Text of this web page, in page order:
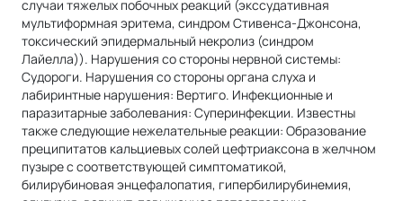
случаи тяжелых побочных реакций (экссудативная
мультиформная эритема, синдром Стивенса-Джонсона,
токсический эпидермальный некролиз (синдром
Лайелла)). Нарушения со стороны нервной системы:
Судороги. Нарушения со стороны органа слуха и
лабиринтные нарушения: Вертиго. Инфекционные и
паразитарные заболевания: Суперинфекции. Известны
также следующие нежелательные реакции: Образование
преципитатов кальциевых солей цефтриаксона в желчном
пузыре с соответствующей симптоматикой,
билирубиновая энцефалопатия, гипербилирубинемия,